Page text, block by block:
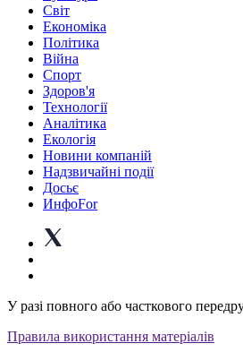
Світ
Економіка
Політика
Війна
Спорт
Здоров'я
Технології
Аналітика
Екологія
Новини компаній
Надзвичайні події
Досьє
ИнфоFor
У разі повного або часткового
Правила використання матеріалів